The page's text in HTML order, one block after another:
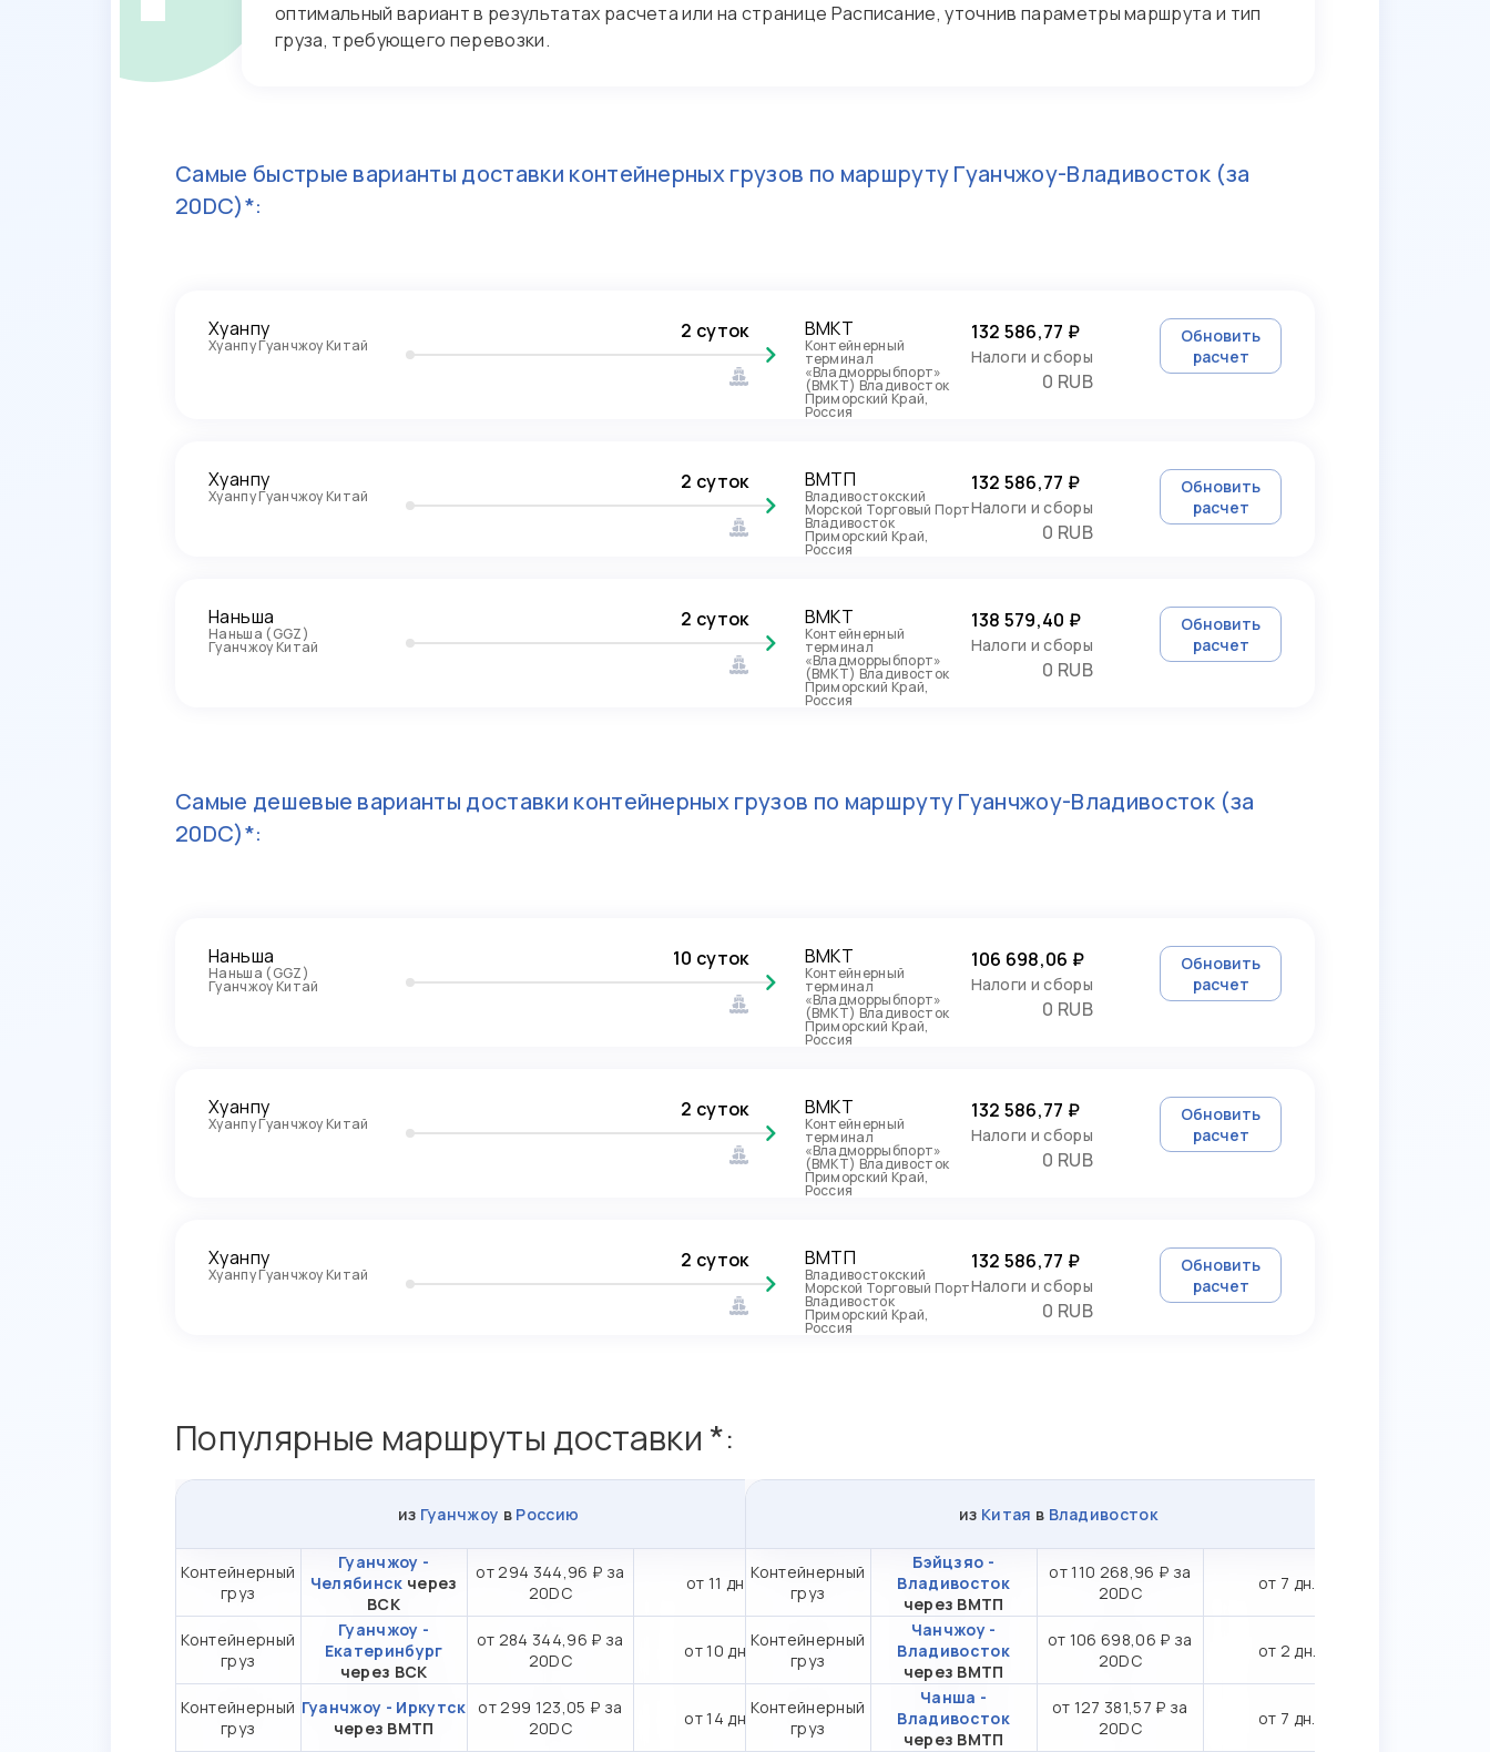
оптимальный вариант в результатах расчета или на странице Расписание, уточнив параметры маршрута и тип
груза, требующего перевозки.
Самые быстрые варианты доставки контейнерных грузов по маршрутуГуанчжоу-Владивосток(за
20DC)*:
Хуанпу
Хуанпу Гуанчжоу Китай
2 суток ВМКТ
Контейнерный
терминал
«Владморрыбпорт»
(ВМКТ) Владивосток
Приморский Край,
Россия
132 586,77 ₽
Налоги и сборы
0 RUB
Обновить
расчет
Хуанпу
Хуанпу Гуанчжоу Китай
2 суток ВМТП
Владивостокский
Морской Торговый Порт
Владивосток
Приморский Край,
Россия
132 586,77 ₽
Налоги и сборы
0 RUB
Обновить
расчет
Наньша
Наньша (GGZ)
Гуанчжоу Китай
2 суток ВМКТ
Контейнерный
терминал
«Владморрыбпорт»
(ВМКТ) Владивосток
Приморский Край,
Россия
138 579,40 ₽
Налоги и сборы
0 RUB
Обновить
расчет
Самые дешевые варианты доставки контейнерных грузов по маршрутуГуанчжоу-Владивосток(за
20DC)*:
Наньша
Наньша (GGZ)
Гуанчжоу Китай
10 суток ВМКТ
Контейнерный
терминал
«Владморрыбпорт»
(ВМКТ) Владивосток
Приморский Край,
Россия
106 698,06 ₽
Налоги и сборы
0 RUB
Обновить
расчет
Хуанпу
Хуанпу Гуанчжоу Китай
2 суток ВМКТ
Контейнерный
терминал
«Владморрыбпорт»
(ВМКТ) Владивосток
Приморский Край,
Россия
132 586,77 ₽
Налоги и сборы
0 RUB
Обновить
расчет
Хуанпу
Хуанпу Гуанчжоу Китай
2 суток ВМТП
Владивостокский
Морской Торговый Порт
Владивосток
Приморский Край,
Россия
132 586,77 ₽
Налоги и сборы
0 RUB
Обновить
расчет
Популярные маршруты доставки *:
из Гуанчжоу в Россию
Контейнерный
груз
Гуанчжоу -
Челябинск через
ВСК
от 294 344,96 ₽ за
20DC
от 11 дн.
Контейнерный
груз
Гуанчжоу -
Екатеринбург
через ВСК
от 284 344,96 ₽ за
20DC
от 10 дн.
Контейнерный
груз
Гуанчжоу - Иркутск
через ВМТП
от 299 123,05 ₽ за
20DC
от 14 дн.
из Китая в Владивосток
Контейнерный
груз
Бэйцзяо -
Владивосток
через ВМТП
от 110 268,96 ₽ за
20DC
от 7 дн.
Контейнерный
груз
Чанчжоу -
Владивосток
через ВМТП
от 106 698,06 ₽ за
20DC
от 2 дн.
Контейнерный
груз
Чанша -
Владивосток
через ВМТП
от 127 381,57 ₽ за
20DC
от 7 дн.